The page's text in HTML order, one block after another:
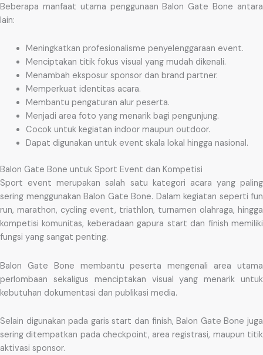
Beberapa manfaat utama penggunaan Balon Gate Bone antara
lain:
Meningkatkan profesionalisme penyelenggaraan event.
Menciptakan titik fokus visual yang mudah dikenali.
Menambah eksposur sponsor dan brand partner.
Memperkuat identitas acara.
Membantu pengaturan alur peserta.
Menjadi area foto yang menarik bagi pengunjung.
Cocok untuk kegiatan indoor maupun outdoor.
Dapat digunakan untuk event skala lokal hingga nasional.
Balon Gate Bone untuk Sport Event dan Kompetisi
Sport event merupakan salah satu kategori acara yang paling
sering menggunakan Balon Gate Bone. Dalam kegiatan seperti fun
run, marathon, cycling event, triathlon, turnamen olahraga, hingga
kompetisi komunitas, keberadaan gapura start dan finish memiliki
fungsi yang sangat penting.
Balon Gate Bone membantu peserta mengenali area utama
perlombaan sekaligus menciptakan visual yang menarik untuk
kebutuhan dokumentasi dan publikasi media.
Selain digunakan pada garis start dan finish, Balon Gate Bone juga
sering ditempatkan pada checkpoint, area registrasi, maupun titik
aktivasi sponsor.